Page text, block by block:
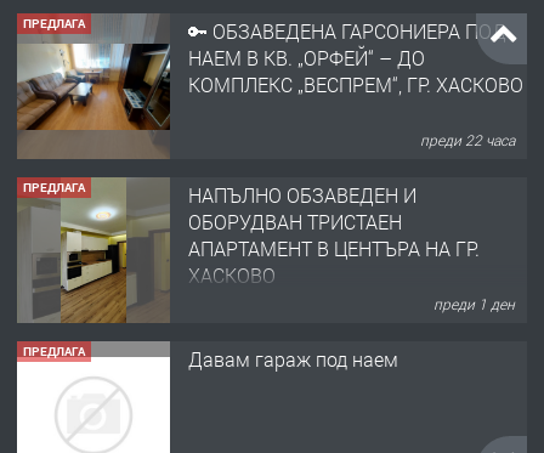
ПРЕДЛАГА
🔑 ОБЗАВЕДЕНА ГАРСОНИЕРА ПОД
НАЕМ В КВ. „ОРФЕЙ“ – ДО
КОМПЛЕКС „ВЕСПРЕМ“, ГР. ХАСКОВО
преди 22 часа
ПРЕДЛАГА
НАПЪЛНО ОБЗАВЕДЕН И
ОБОРУДВАН ТРИСТАЕН
АПАРТАМЕНТ В ЦЕНТЪРА НА ГР.
ХАСКОВО
преди 1 ден
ПРЕДЛАГА Давам гараж под наем